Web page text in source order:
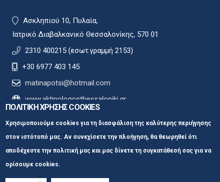
Ασκληπιού 10, Πυλαία,
Ιατρικό Διαβαλκανικό Θεσσαλονίκης, 570 01
2310 400215 (εσωτ.γραμμή 2153)
+30 6977 403 145
matinapotsi@hotmail.com
www.aktinologosthessaloniki.gr
Ακτινολόγος Μαστού Θεσσαλονίκη |
ιστοσελίδων Istology | Web & Marketing Solutions
ΠΟΛΙΤΙΚΗ ΧΡΗΣΗΣ COOKIES
Χρησιμοποιούμε cookies για τη διασφάλιση της καλύτερης περιήγησης
στον ιστότοπό μας. Αν συνεχίσετε την πλοήγηση, θα θεωρηθεί ότι
αποδέχεστε την πολιτική μας και μας δίνετε τη συγκατάθεσή σας για να
ορίσουμε cookies.